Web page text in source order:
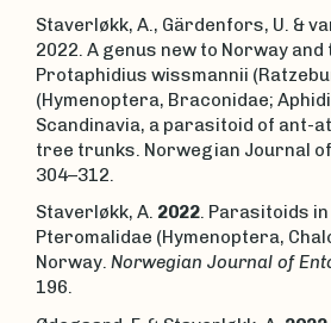
Staverløkk, A., Gärdenfors, U. &
2022. A genus new to Norway
Protaphidius wissmannii
(Hymenoptera, Braconidae;
Scandinavia, a parasitoid of ant-
tree trunks. Norwegian Journal
304–312.
Staverløkk, A. 2022. Parasitoids
Pteromalidae (Hymenoptera,
Norway. Norwegian Journal of
196.